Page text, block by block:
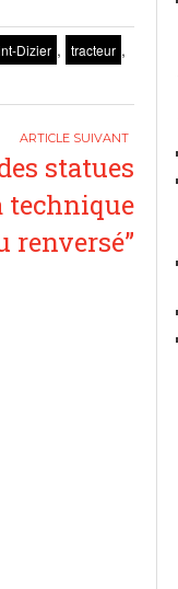
Dizier , tracteur ,
statues
technique
renversé”